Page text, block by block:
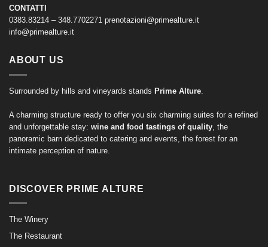
CONTATTI
0383.83214 – 348.7702271 prenotazioni@primealture.it
info@primealture.it
ABOUT US
Surrounded by hills and vineyards stands Prime Alture.
A charming structure ready to offer you six charming suites for a refined
and unforgettable stay: wine and food tastings of quality, the
panoramic barn dedicated to catering and events, the forest for an
intimate perception of nature.
DISCOVER PRIME ALTURE
The Winery
The Restaurant